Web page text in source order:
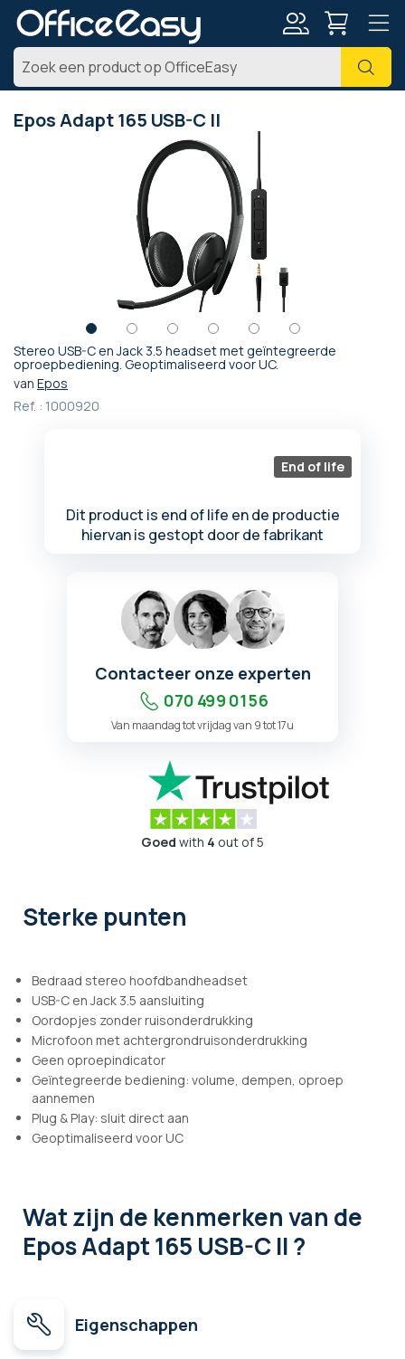
Zoek
Epos Adapt 165 USB-C II
Stereo USB-C en Jack 3.5 headset met geïntegreerde
oproepbediening. Geoptimaliseerd voor UC.
van Epos
Ref. : 1000920
End of life
Dit product is end of life en de productie
hiervan is gestopt door de fabrikant
Ga
naar
begin
Contacteer onze experten
070 499 01 56
Van maandag tot vrijdag van 9 tot 17u
Goed with 4 out of 5
Sterke punten
Bedraad stereo hoofdbandheadset
USB-C en Jack 3.5 aansluiting
Oordopjes zonder ruisonderdrukking
Microfoon met achtergrondruisonderdrukking
Geen oproepindicator
Geïntegreerde bediening: volume, dempen, oproep
aannemen
Plug & Play: sluit direct aan
Geoptimaliseerd voor UC
Wat zijn de kenmerkenvan de
Epos Adapt 165 USB-C II ?
Eigenschappen